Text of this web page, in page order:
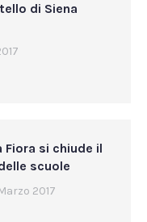
di Siena
si chiude il
scuole
2017